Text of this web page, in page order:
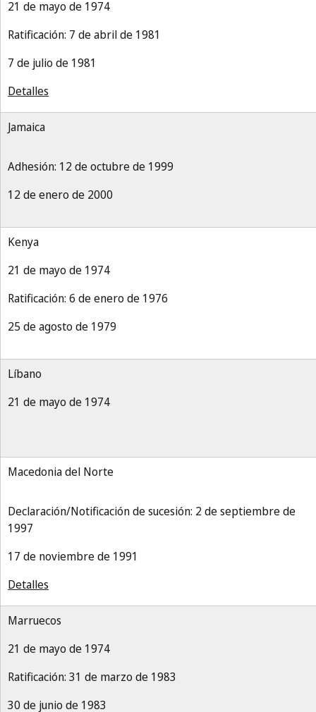
21 de mayo de 1974
Ratificación: 7 de abril de 1981
7 de julio de 1981
Detalles
Jamaica
Adhesión: 12 de octubre de 1999
12 de enero de 2000
Kenya
21 de mayo de 1974
Ratificación: 6 de enero de 1976
25 de agosto de 1979
Líbano
21 de mayo de 1974
Macedonia del Norte
Declaración/Notificación de sucesión: 2 de septiembre de
1997
17 de noviembre de 1991
Detalles
Marruecos
21 de mayo de 1974
Ratificación: 31 de marzo de 1983
30 de junio de 1983